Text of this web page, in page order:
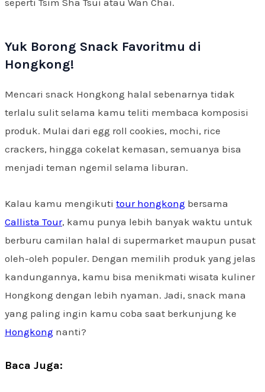
seperti Tsim Sha Tsui atau Wan Chai.
Yuk Borong Snack Favoritmu di
Hongkong!
Mencari snack Hongkong halal sebenarnya tidak
terlalu sulit selama kamu teliti membaca komposisi
produk. Mulai dari egg roll cookies, mochi, rice
crackers, hingga cokelat kemasan, semuanya bisa
menjadi teman ngemil selama liburan.
Kalau kamu mengikuti tour hongkong bersama
Callista Tour, kamu punya lebih banyak waktu untuk
berburu camilan halal di supermarket maupun pusat
oleh-oleh populer. Dengan memilih produk yang jelas
kandungannya, kamu bisa menikmati wisata kuliner
Hongkong dengan lebih nyaman. Jadi, snack mana
yang paling ingin kamu coba saat berkunjung ke
Hongkong nanti?
Baca Juga: